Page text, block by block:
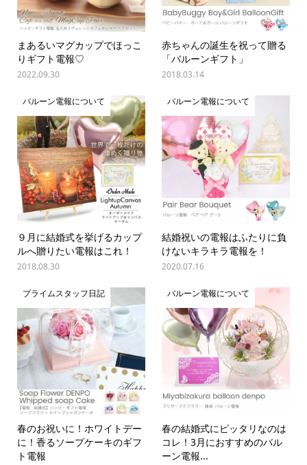
まあるいマグカップでほっこ
りギフト電報♡
2022.09.30
赤ちゃんの誕生を祝って贈る
「バルーンギフト」
2018.03.14
バルーン電報について
９月に結婚式を挙げるカップ
ルへ贈りたい電報はこれ！
2018.08.30
バルーン電報について
結婚祝いの電報はふたりに負
けないキラキラ電報を！
2020.07.16
プライムスタッフ日記
春のお祝いに！ホワイトデー
に！香るソープケーキのギフ
ト電報
バルーン電報について
春の結婚式にピッタリなのは
コレ！3月におすすめのバル
ーン電報...